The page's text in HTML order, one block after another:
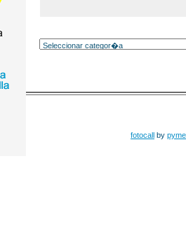
fotocall by